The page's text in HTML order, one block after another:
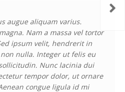
augue aliquam varius.
Nam a massa vel tortor
ipsum velit, hendrerit in
nulla. Integer ut felis eu
Nunc lacinia dui
tempor dolor, ut ornare
congue ligula id mi